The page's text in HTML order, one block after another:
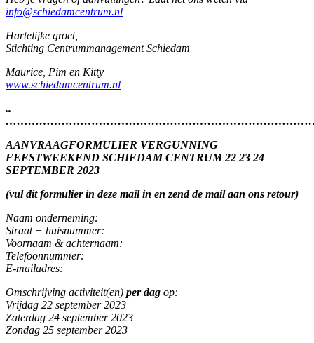
info@schiedamcentrum.nl
Hartelijke groet,
Stichting Centrummanagement Schiedam
Maurice, Pim en Kitty
www.schiedamcentrum.nl
..
AANVRAAGFORMULIER VERGUNNING
FEESTWEEKEND SCHIEDAM CENTRUM 22 23 24
SEPTEMBER 2023
(vul dit formulier in deze mail in en zend de mail aan ons retour)
Naam onderneming:
Straat + huisnummer:
Voornaam & achternaam:
Telefoonnummer:
E-mailadres:
Omschrijving activiteit(en) per dag op:
Vrijdag 22 september 2023
Zaterdag 24 september 2023
Zondag 25 september 2023